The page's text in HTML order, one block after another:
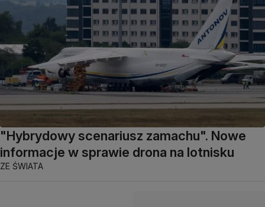
"Hybrydowy scenariusz zamachu". Nowe
informacje w sprawie drona na lotnisku
ZE ŚWIATA